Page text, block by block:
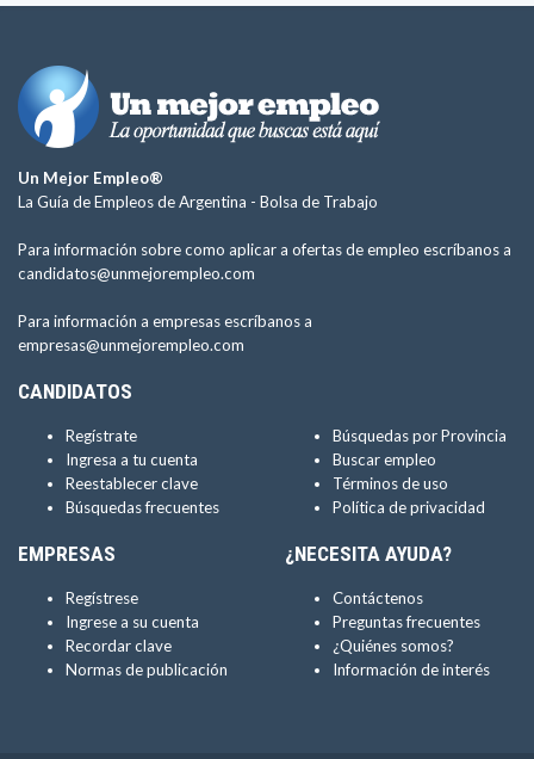
Un Mejor Empleo®
La Guía de Empleos de Argentina - Bolsa de Trabajo
Para información sobre como aplicar a ofertas de empleo escríbanos a
candidatos@unmejorempleo.com
Para información a empresas escríbanos a
empresas@unmejorempleo.com
CANDIDATOS
Regístrate
Ingresa a tu cuenta
Reestablecer clave
Búsquedas frecuentes
Búsquedas por Provincia
Buscar empleo
Términos de uso
Política de privacidad
EMPRESAS
Regístrese
Ingrese a su cuenta
Recordar clave
Normas de publicación
¿NECESITA AYUDA?
Contáctenos
Preguntas frecuentes
¿Quiénes somos?
Información de interés